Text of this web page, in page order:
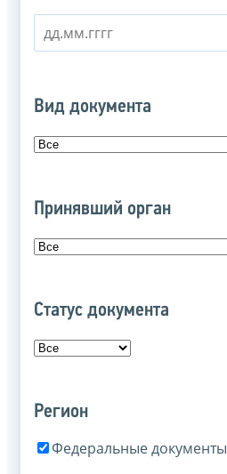
Вид документа
Принявший орган
Статус документа
Регион
Федеральные документы